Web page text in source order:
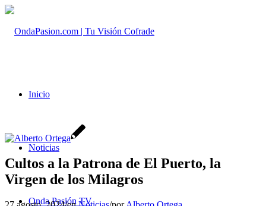
Inicio
Noticias
Onda Pasión TV
Cultos a la Patrona de El Puerto, la
Virgen de los Milagros